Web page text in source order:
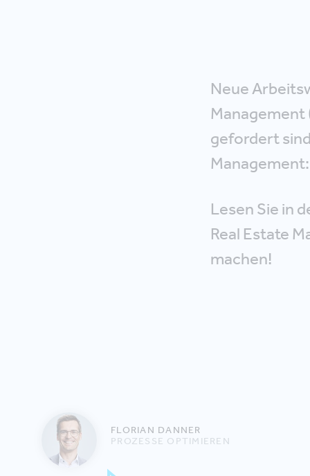
Neue
Management
gefordert
Lesen Sie in
Real Estate
machen!
FLORIAN DANNER
PROZESSE OPTIMIEREN